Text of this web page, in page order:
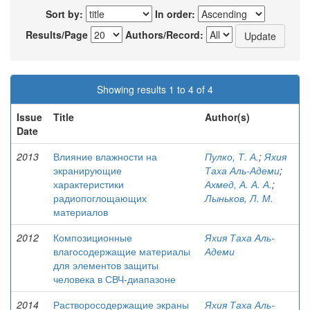
Sort by:
In order:
Results/Page
Authors/Record:
Showing results 1 to 4 of 4
Issue
Date
Title Author(s)
2013
Влияние влажности на
экранирующие
характеристики
радиопоглощающих
материалов
Пулко, Т. А.;Яхия
Таха Аль-Адеми;
Ахмед, А. А. А.;
Лыньков, Л. М.
2012
Композиционные
влагосодержащие материалы
для элементов защиты
человека в СВЧ-диапазоне
Яхия Таха Аль-
Адеми
2014 Растворосодержащие экраны Яхия Таха Аль-